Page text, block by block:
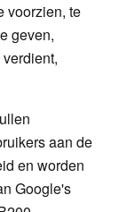
voorzien, te
geven,
aan de
en worden
Google's